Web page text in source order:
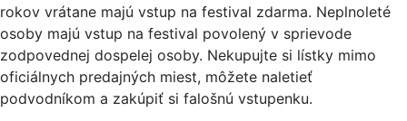
rokov vrátane majú vstup na festival zdarma. Neplnoleté
osoby majú vstup na festival povolený v sprievode
zodpovednej dospelej osoby. Nekupujte si lístky mimo
oficiálnych predajných miest, môžete naletieť
podvodníkom a zakúpiť si falošnú vstupenku.